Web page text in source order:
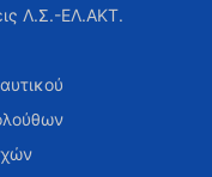
Λ.Σ.-ΕΛ.ΑΚΤ.